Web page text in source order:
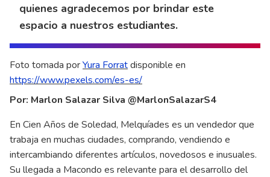
quienes agradecemos por brindar este
espacio a nuestros estudiantes.
Foto tomada porYura Forratdisponible en
https://www.pexels.com/es-es/
Por: Marlon Salazar Silva @MarlonSalazarS4
En Cien Años de Soledad, Melquíades es un vendedor que
trabaja en muchas ciudades, comprando, vendiendo e
intercambiando diferentes artículos, novedosos e inusuales.
Su llegada a Macondo es relevante para el desarrollo del